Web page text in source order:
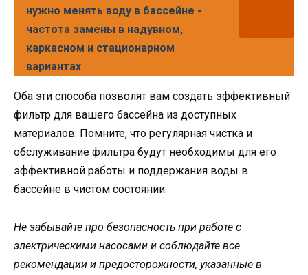
нужно менять воду в бассейне -
частота замены в надувном,
каркасном и стационарном
вариантах
Оба эти способа позволят вам создать эффективный
фильтр для вашего бассейна из доступных
материалов. Помните, что регулярная чистка и
обслуживание фильтра будут необходимы для его
эффективной работы и поддержания воды в
бассейне в чистом состоянии.
Не забывайте про безопасность при работе с
электрическими насосами и соблюдайте все
рекомендации и предосторожности, указанные в